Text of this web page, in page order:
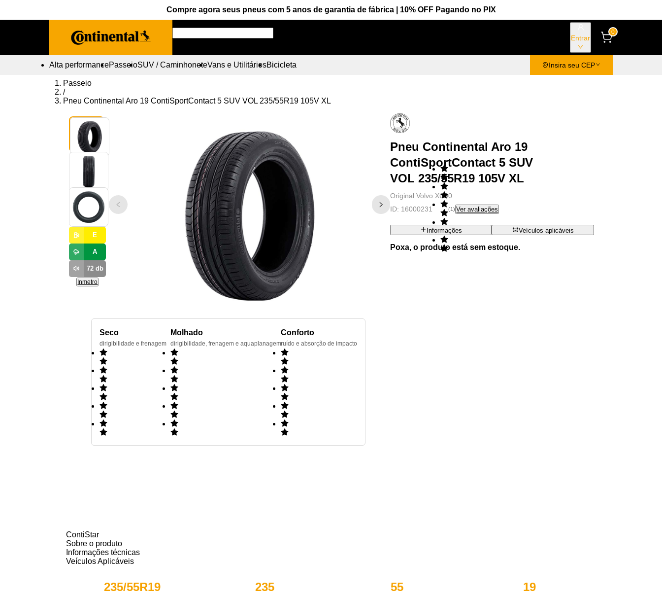
Compre agora seus pneus com 5 anos de garantia de fábrica | 10% OFF Pagando no PIX
Entrar
0
Alta performancePasseioSUV / CaminhoneteVans e UtilitáriosBicicleta Insira seu CEP
Passeio
/
Pneu Continental Aro 19 ContiSportContact 5 SUV VOL 235/55R19 105V XL
E
A
72db
Inmetro
Seco
dirigibilidade e frenagem
Molhado
dirigibilidade, frenagem e aquaplanagem
Conforto
ruído e absorção de impacto
Pneu Continental Aro 19
ContiSportContact 5 SUV
VOL 235/55R19 105V XL
Original Volvo XC90
ID: 16000231 (1) Ver avaliações
Informações Veículos aplicáveis
Poxa, o produto está sem estoque.
ContiStar
Sobre o produto
Informações técnicas
Veículos Aplicáveis
235/55R19 235 55 19